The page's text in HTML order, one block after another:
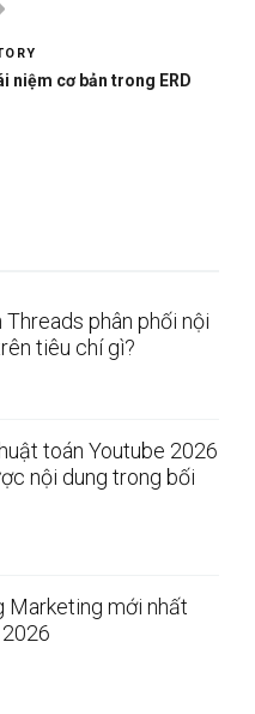
niệm cơ bản trong ERD
phân phối nội
tiêu chí gì?
toán Youtube 2026
nội dung trong bối
Marketing mới nhất